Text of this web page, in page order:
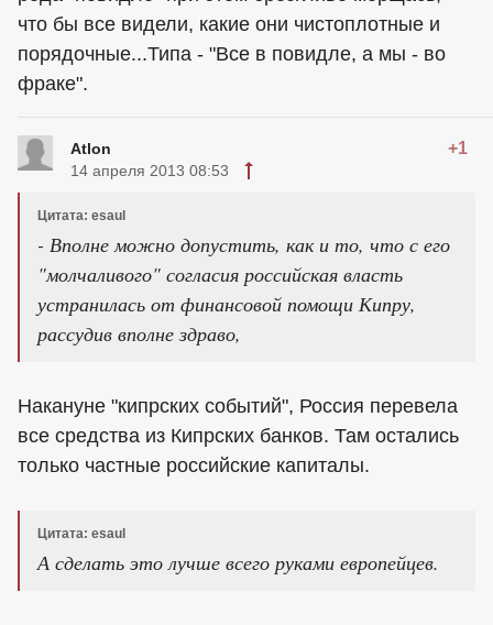
что бы все видели, какие они чистоплотные и
порядочные...Типа - "Все в повидле, а мы - во
фраке".
Atlon +1
14 апреля 2013 08:53
Цитата: esaul
- Вполне можно допустить, как и то, что с его
"молчаливого" согласия российская власть
устранилась от финансовой помощи Кипру,
рассудив вполне здраво,
Накануне "кипрских событий", Россия перевела
все средства из Кипрских банков. Там остались
только частные российские капиталы.
Цитата: esaul
А сделать это лучше всего руками европейцев.